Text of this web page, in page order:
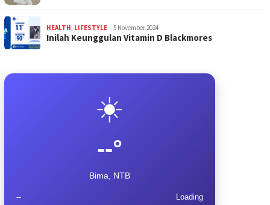
HEALTH LIFESTYLE 5 November 2024
Inilah Keunggulan Vitamin D Blackmores
☀️
--°
Bima, NTB
-- Loading